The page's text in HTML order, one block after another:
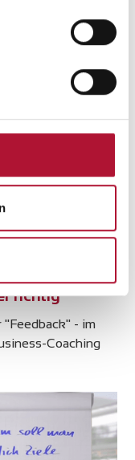
Spirit
richtig
"Feedback" - im
Coaching